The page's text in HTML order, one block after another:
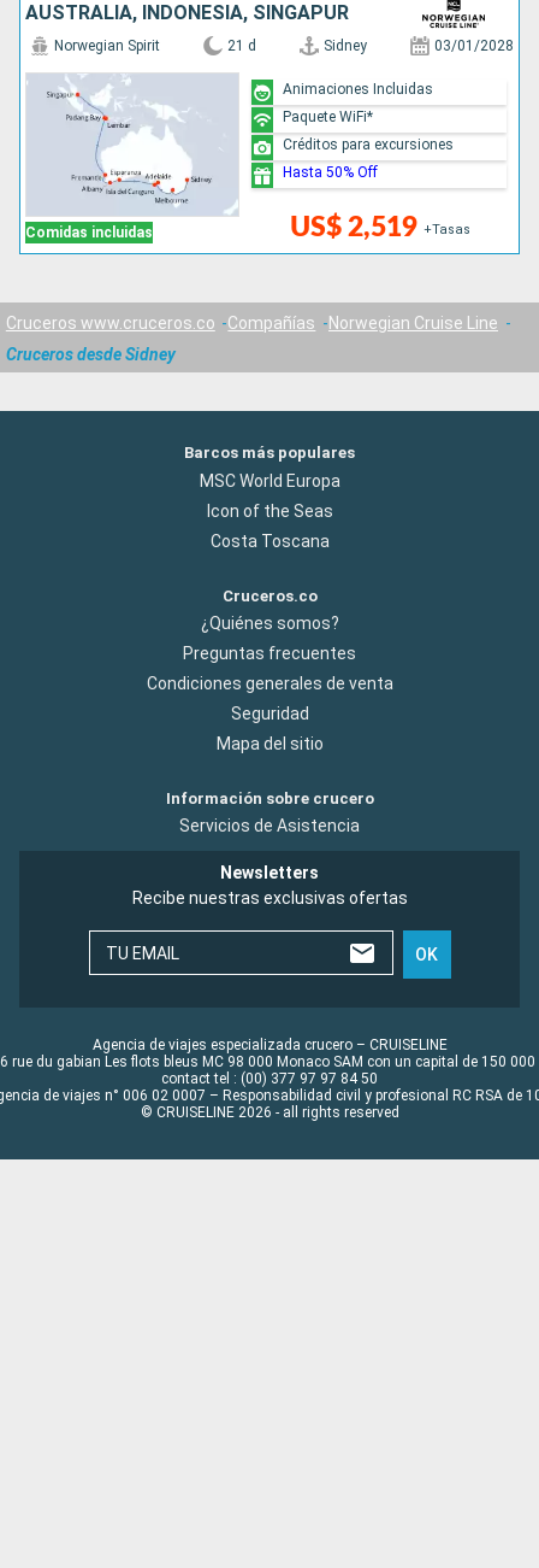
AUSTRALIA, INDONESIA, SINGAPUR
Comidas incluidas
Norwegian Spirit 21 d Sidney 03/01/2028
US$ 2,519 +Tasas
Animaciones Incluidas
Paquete WiFi*
Créditos para excursiones
Hasta 50% Off
Cruceros www.cruceros.co Compañías
Norwegian Cruise Line
Cruceros desde Sidney
Barcos más populares
MSC World Europa
Icon of the Seas
Costa Toscana
Cruceros.co
¿Quiénes somos?
Preguntas frecuentes
Condiciones generales de venta
Seguridad
Mapa del sitio
Información sobre crucero
Servicios de Asistencia
Newsletters
Recibe nuestras exclusivas ofertas
TU EMAIL OK
Agencia de viajes especializada crucero – CRUISELINE
rue du gabian Les flots bleus MC 98 000 Monaco SAM con un capital de 150 000
contact tel : (00) 377 97 97 84 50
de viajes n° 006 02 0007 – Responsabilidad civil y profesional RC RSA de
© CRUISELINE 2026 - all rights reserved